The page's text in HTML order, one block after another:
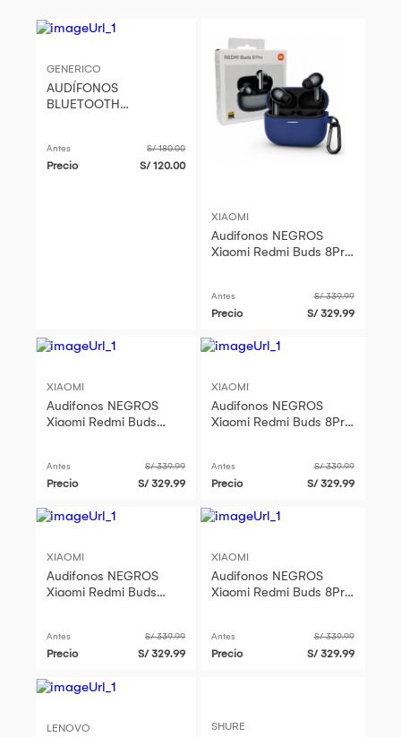
GENERICO
AUDÍFONOS
BLUETOOTH
Antes S/ 180.00
Precio S/ 120.00
XIAOMI
Audifonos NEGROS
Xiaomi Redmi Buds 8Pro
Antes S/ 339.99
Precio S/ 329.99
XIAOMI
Audifonos NEGROS
Xiaomi Redmi Buds
NEGRO
Antes S/ 339.99
Precio S/ 329.99
XIAOMI
Audifonos NEGROS
Xiaomi Redmi Buds 8Pro
Antes S/ 339.99
Precio S/ 329.99
XIAOMI
Audifonos NEGROS
Xiaomi Redmi Buds
CELESTE
Antes S/ 339.99
Precio S/ 329.99
XIAOMI
Audifonos NEGROS
Xiaomi Redmi Buds 8Pro
Antes S/ 339.99
Precio S/ 329.99
LENOVO SHURE